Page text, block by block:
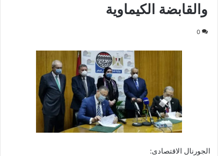
والقابضة الكيماوية
0
الجورنال الاقتصادى: